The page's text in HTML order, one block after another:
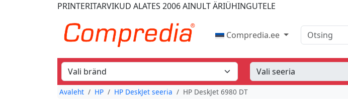
PRINTERITARVIKUD ALATES 2006AINULT ÄRIÜHINGUTELE
Compredia.ee Otsing
Avaleht HP HP DeskJet seeria HP DeskJet 6980 DT